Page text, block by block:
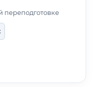
переподготовке